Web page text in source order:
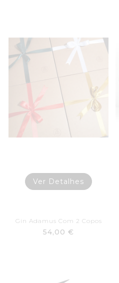
Ver Detalhes
Gin Adamus Com 2 Copos
54,00 €